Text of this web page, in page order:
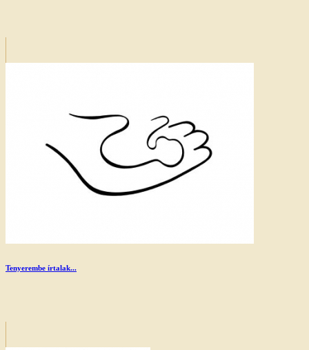
Tenyerembe írtalak...